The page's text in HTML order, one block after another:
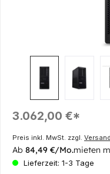
Regulärer Preis:
3.062,00 €*
Preis inkl. MwSt. zzgl.
Ab 84,49 €/Mo.mieten
Lieferzeit: 1-3 Tage